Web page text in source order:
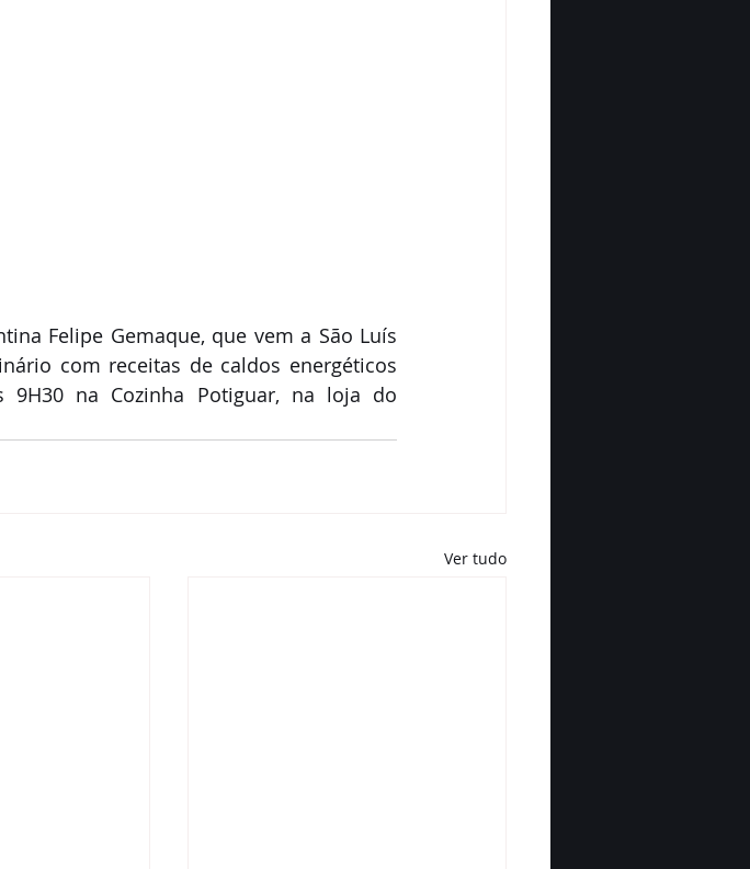
com receitas de caldos energéticos
9H30 na Cozinha Potiguar, na loja do
Ver tudo